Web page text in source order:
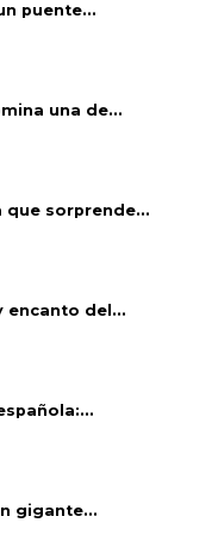
puente...
una de...
que sorprende...
encanto del...
gigante...